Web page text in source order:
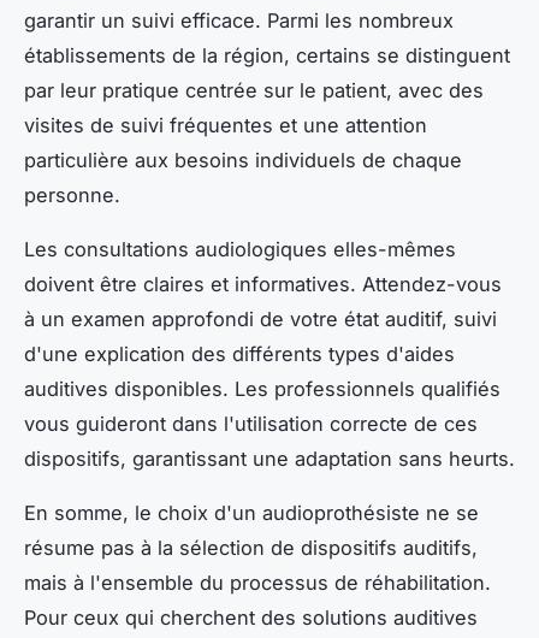
garantir un suivi efficace. Parmi les nombreux
établissements de la région, certains se distinguent
par leur pratique centrée sur le patient, avec des
visites de suivi fréquentes et une attention
particulière aux besoins individuels de chaque
personne.
Les consultations audiologiques elles-mêmes
doivent être claires et informatives. Attendez-vous
à un examen approfondi de votre état auditif, suivi
d'une explication des différents types d'aides
auditives disponibles. Les professionnels qualifiés
vous guideront dans l'utilisation correcte de ces
dispositifs, garantissant une adaptation sans heurts.
En somme, le choix d'un audioprothésiste ne se
résume pas à la sélection de dispositifs auditifs,
mais à l'ensemble du processus de réhabilitation.
Pour ceux qui cherchent des solutions auditives